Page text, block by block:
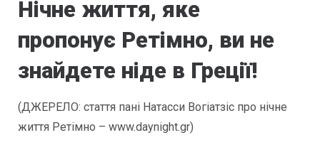
Нічне життя, яке
пропонує Ретімно, ви не
знайдете ніде в Греції!
(ДЖЕРЕЛО: стаття пані Натасси Вогіатзіс про нічне
життя Ретімно – www.daynight.gr)